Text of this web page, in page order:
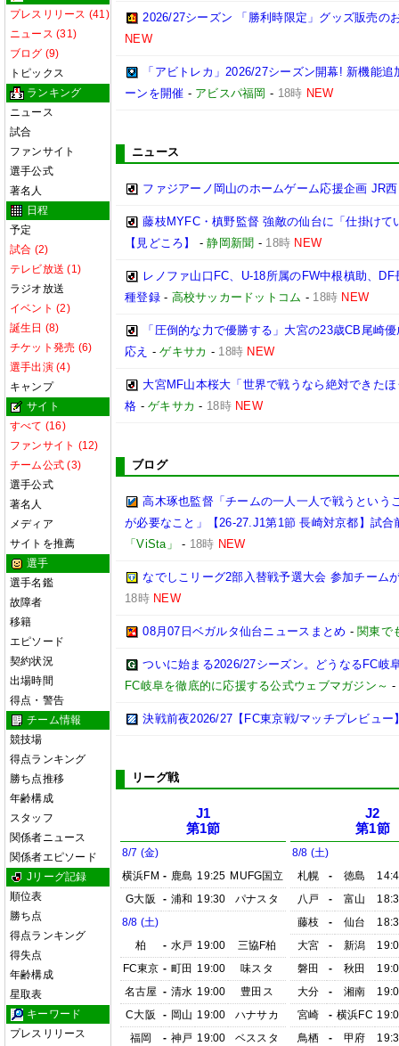
プレスリリース (41)
ニュース (31)
ブログ (9)
トピックス
ランキング
ニュース
試合
ファンサイト
選手公式
著名人
日程
予定
試合 (2)
テレビ放送 (1)
ラジオ放送
イベント (2)
誕生日 (8)
チケット発売 (6)
選手出演 (4)
キャンプ
サイト
すべて (16)
ファンサイト (12)
チーム公式 (3)
選手公式
著名人
メディア
サイトを推薦
選手
選手名鑑
故障者
移籍
エピソード
契約状況
出場時間
得点・警告
チーム情報
競技場
得点ランキング
勝ち点推移
年齢構成
スタッフ
関係者ニュース
関係者エピソード
Jリーグ記録
順位表
勝ち点
得点ランキング
得失点
年齢構成
星取表
キーワード
プレスリリース
2026/27シーズン 「勝利時限定」グッズ販売の
NEW
「アビトレカ」2026/27シーズン開幕! 新機能
ーンを開催 - アビスパ福岡 - 18時 NEW
ニュース
ファジアーノ岡山のホームゲーム応援企画 JR
藤枝MYFC・槙野監督 強敵の仙台に「仕掛け
【見どころ】
-静岡新聞 - 18時 NEW
レノファ山口FC、U-18所属のFW中根槙助、
種登録- 高校サッカードットコム - 18時 NEW
「圧倒的な力で優勝する」大宮の23歳CB尾崎
応え -ゲキサカ - 18時 NEW
大宮MF山本桜大「世界で戦うなら絶対できた
格 -ゲキサカ - 18時 NEW
ブログ
高木琢也監督「チームの一人一人で戦うという
が必要なこと」【26-27.J1第1節 長崎対京都】試合
「ViSta」
- 18時 NEW
なでしこリーグ2部入替戦予選大会 参加チーム
18時 NEW
08月07日ベガルタ仙台ニュースまとめ - 関東で
ついに始まる2026/27シーズン。どうなるFC岐
FC岐阜を徹底的に応援する公式ウェブマガジン～ -
決戦前夜2026/27【FC東京戦/マッチプレビュー
リーグ戦
J1
第1節
8/7 (金)
横浜FM - 鹿島 19:25 MUFG国立
G大阪
- 浦和 19:30
パナスタ
8/8 (土)
柏
- 水戸 19:00
三協F柏
FC東京 - 町田 19:00
味スタ
名古屋 - 清水 19:00
豊田ス
C大阪
- 岡山 19:00
ハナサカ
福岡
- 神戸 19:00
ベススタ
J2
第1節
8/8 (土)
札幌
- 徳島
八戸
- 富山
藤枝
- 仙台
大宮
- 新潟
磐田
- 秋田
大分
- 湘南
宮崎
- 横浜FC
鳥栖
- 甲府